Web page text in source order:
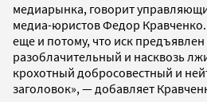
медиарынка, говорит
медиа-юристов Федор
еще и потому, что иск
разоблачительный и насквозь
крохотный добросовестный и
заголовок», — добавляет